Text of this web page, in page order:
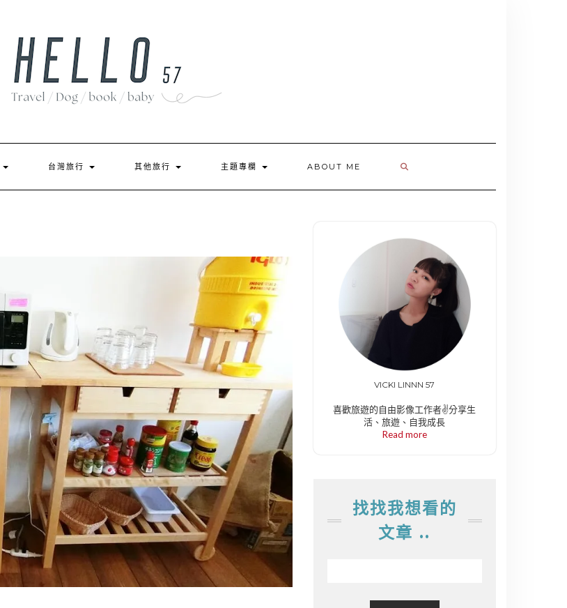
台灣旅行 其他旅行 主題專欄 ABOUT ME
VICKI LINNN 57
喜歡旅遊的自由影像工作者✌️分享生
活、旅遊、自我成長
Read more
找找我想看的
文章 ..